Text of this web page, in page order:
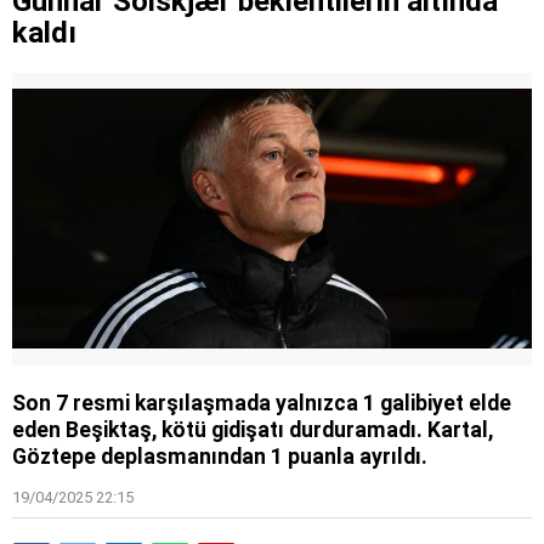
kaldı
Son 7 resmi karşılaşmada yalnızca 1 galibiyet elde
eden Beşiktaş, kötü gidişatı durduramadı. Kartal,
Göztepe deplasmanından 1 puanla ayrıldı.
19/04/2025 22:15